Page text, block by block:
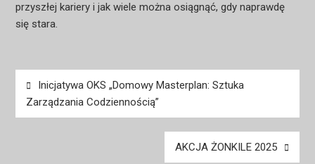
przyszłej kariery i jak wiele można osiągnąć, gdy naprawdę
się stara.
Nawigacja
wpisu
Inicjatywa OKS „Domowy Masterplan: Sztuka
Zarządzania Codziennością”
AKCJA ŻONKILE 2025